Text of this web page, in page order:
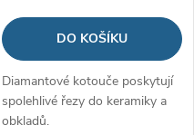
DO KOŠÍKU
Diamantové kotouče poskytují
spolehlivé řezy do keramiky a
obkladů.